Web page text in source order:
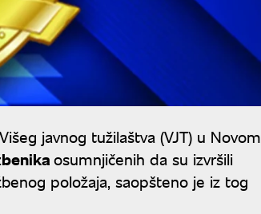
javnog tužilaštva (VJT) u Novom
osumnjičenih da su izvršili
položaja, saopšteno je iz tog